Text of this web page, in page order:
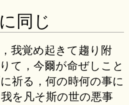
同じ
我覚め起きて趨り附
て，今爾が命ぜしこと
祈る，何の時何の事に
を凡そ斯の世の悪事